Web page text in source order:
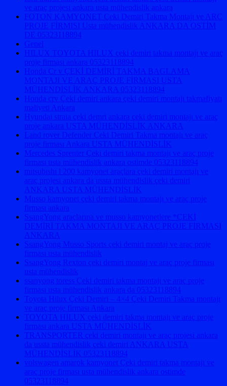
ve araç projesi ankara usta mühendislik ankara
FOTON KAMYONET Çeki Demiri Takma Montajı ve ARÇ
PROJE FİRMISI Usta mühendislik ANKARA DA OSTİM
DE 05323118894
Genel
HILUX TOYOTA HILUX çeki demiri takma montajı ve araç
proje firması ankara 05323118894
Honda Cr v ÇEKİ DEMİRİ TAKMA BAGLAMA
MONTAJI VE ARAÇ PROJE FİRMASI USTA
MÜHENDİSLİK ANKARA 05323118894
Honda crv Çeki demiri ankara çeki demiri montajı takmafiyatı
maliyeti Ankara
Hyundai straia çeki demri ankara çeki demiri montajı ve araç
proje ankara USTA MÜHENDİSLİK ANKARA
Land rover Defender Çeki Demiri Takma montajı ve araç
proje firması Ankara USTA MÜHENDİSLİK
Mercedes Sprenter Çeki demiri takma montajı ve araç proje
firması usta mühendislik ankara ostimde 05323118894
mıtsubıshı l 200 kamyonet araçlara çeki demiri montajı ve
araç projesi ankara da ussta mühendislik çeki demiri
ANKARA USTA MÜHENDİSLİK
Musso kamyonet çeki demiri takma montajı ve araç proje
firması ankara
SsangYong araçlarına ve musso kamyonetlere *ÇEKİ
DEMİRİ TAKMA MONTAJI VE ARAÇ PROJE FİRMASI
ANKARA
SsangYong Musso Sports çeki demiri montaj ve araç proje
firması usta mühendislik
SsangYong Rexton çeki demiri montaj ve araç proje firması
usta mühendislik
ssanyong toress Çeki demiri takma montajı ve araç proje
firması usta mühendislik ankara da 05323118894
Toyota Hilux Çeki Demiri – 4×4 Çeki Demiri Takma montajı
ve araç proje firması Ankara
TOYOTA HILUX çeki demiri takma montajı ve araç proje
firması ankara USTA MÜHENDİSLİK
TRANSPORTER çeki demiri montajı ve araç projesi ankara
da ussta mühendislik çeki demiri ANKARA USTA
MÜHENDİSLİK 05323118894
volswagen amarok kamyonet Çeki demiri takma montajı ve
araç proje firması usta mühendislik ankara ostimde
05323118894